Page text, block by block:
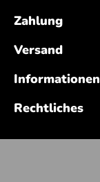
Zahlung
Versand
Informationen
Rechtliches